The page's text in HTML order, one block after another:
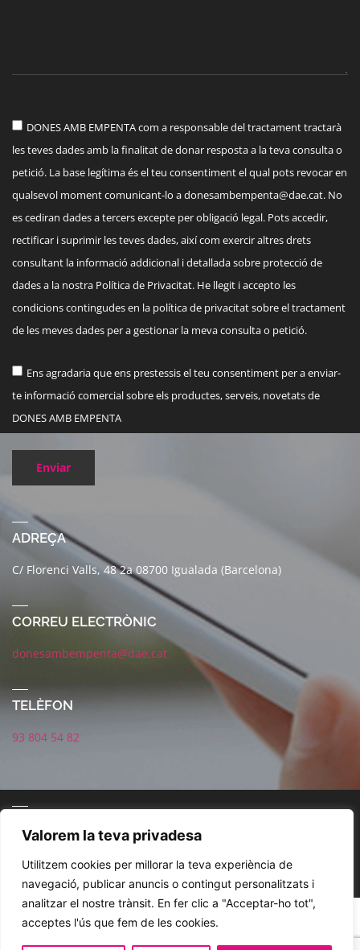
Valorem la teva privadesa
Utilitzem cookies per millorar la teva experiència de
navegació, publicar anuncis o contingut personalitzats i
analitzar el nostre trànsit. En fer clic a "Acceptar-ho tot",
acceptes l'ús que fem de les cookies.
DONES AMB EMPENTA com a responsable del tractament tractarà
les teves dades amb la finalitat de donar resposta a la teva consulta o
petició. La base legítima és el teu consentiment el qual pots revocar en
qualsevol moment comunicant-lo adonesambempenta@dae.cat. No
es cediran dades a tercers excepte per obligació legal. Pots accedir,
rectificar i suprimir les teves dades, així com exercir altres drets
consultant la informació addicional i detallada sobre protecció de
dades a la nostra Política de Privacitat. He llegit i accepto les
condicions contingudes en la política de privacitat sobre el tractament
de les meves dades per a gestionar la meva consulta o petició.
Ens agradaria que ens prestessis el teu consentiment per a enviar-
te informació comercial sobre els productes, serveis, novetats de
DONES AMB EMPENTA
Enviar
ADREÇA
C/ Florenci Valls, 48 2a 08700 Igualada (Barcelona)
CORREU ELECTRÒNIC
donesambempenta@dae.cat
TELÈFON
93 804 54 82
POLÍTICA DE XARXES SOCIALSAVÍS LEGALPOLÍTICA DE PRIVACITAT